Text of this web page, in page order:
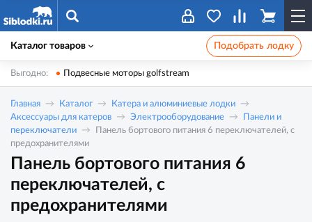
Каталог товаров Подобрать лодку
Выгодно: Подвесные моторы golfstream
Главная Каталог
Катера и алюминиевые лодки
Аксессуары для катеров
Электрооборудование
Панели и
переключатели
Панель бортового питания 6 переключателей, с
предохранителями
Панель бортового питания 6
переключателей, с
предохранителями